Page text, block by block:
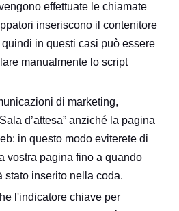
effettuate le chiamate
inseriscono il contenitore
in questi casi può essere
manualmente lo script
di marketing,
d’attesa” anziché la pagina
in questo modo eviterete di
vostra pagina fino a quando
stato inserito nella coda.
l'indicatore chiave per